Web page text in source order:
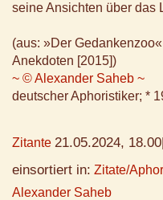
seine Ansichten über das
(aus: »Der
Anekdoten [2015])
~ © Alexander Saheb ~
deutscher Aphoristiker; *
Zitante 21.05.2024, 18.00
einsortiert in: Zitate/
Alexander Saheb